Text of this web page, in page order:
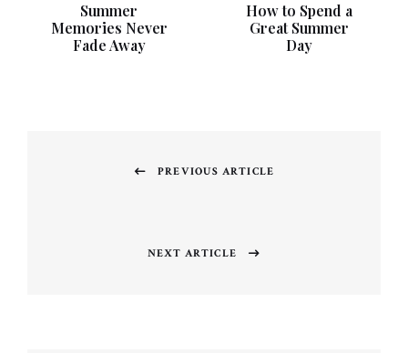
Summer
Memories Never
Fade Away
How to Spend a
Great Summer
Day
PREVIOUS ARTICLE
NEXT ARTICLE